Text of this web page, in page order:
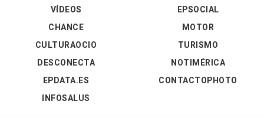
VÍDEOS
EPSOCIAL
CHANCE
CULTURAOCIO
DESCONECTA
EPDATA.ES
INFOSALUS
MOTOR
TURISMO
NOTIMÉRICA
CONTACTOPHOTO